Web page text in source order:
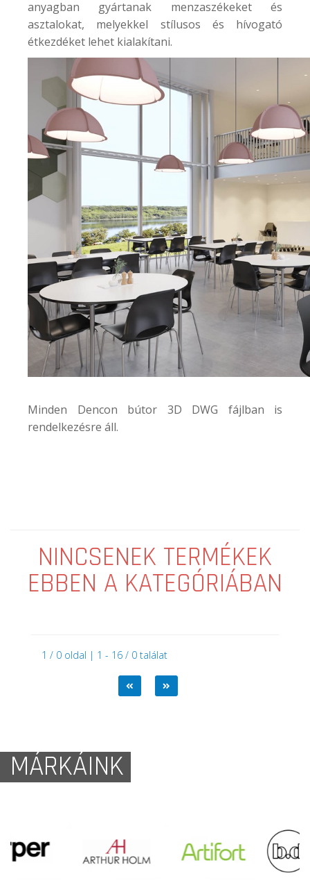
anyagban gyártanak menzaszékeket és
asztalokat, melyekkel stílusos és hívogató
étkezdéket lehet kialakítani.
Minden Dencon bútor 3D DWG fájlban is
rendelkezésre áll.
NINCSENEK TERMÉKEK
EBBEN A KATEGÓRIÁBAN
1 / 0 oldal | 1 - 16 / 0 találat
MÁRKÁINK